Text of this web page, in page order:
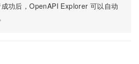
功后，OpenAPI Explorer 可以自动